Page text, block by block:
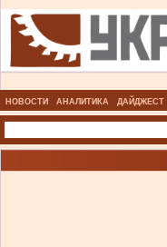
НОВОСТИ АНАЛИТИКА ДАЙДЖЕСТ